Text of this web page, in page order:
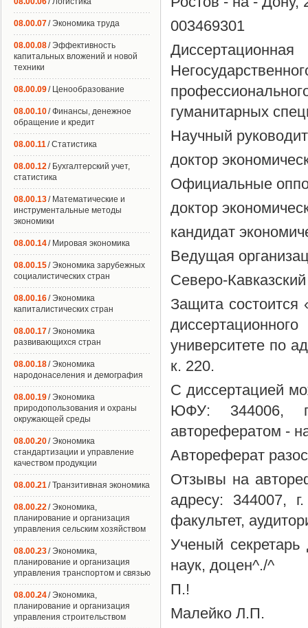
003469301
гуманитарных
Научный
доктор
Официальные
доктор
кандидат
Ведущая
Северо-
Защита
университете по
к. 220.
С диссертацией
ЮФУ: 344006,
авторефератом -
Автореферат
Отзывы на
адресу: 344007,
факультет,
Ученый секретарь
наук, доцен^./^
П.!
Малейко Л.П.
08.00.07/ Экономика труда
08.00.08/ Эффективность
капитальных вложений и новой
техники
08.00.09/ Ценообразование
08.00.10/ Финансы, денежное
обращение и кредит
08.00.11/ Статистика
08.00.12/ Бухгалтерский учет,
статистика
08.00.13/ Математические и
инструментальные методы
экономики
08.00.14/ Мировая экономика
08.00.15/ Экономика зарубежных
социалистических стран
08.00.16/ Экономика
капиталистических стран
08.00.17/ Экономика
развивающихся стран
08.00.18/ Экономика
народонаселения и демография
08.00.19/ Экономика
природопользования и охраны
окружающей среды
08.00.20/ Экономика
стандартизации и управление
качеством продукции
08.00.21/ Транзитивная экономика
08.00.22/ Экономика,
планирование и организация
управления сельским хозяйством
08.00.23/ Экономика,
планирование и организация
управления транспортом и связью
08.00.24/ Экономика,
планирование и организация
управления строительством